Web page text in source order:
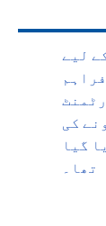
لیے
کی
گیا
تھا۔